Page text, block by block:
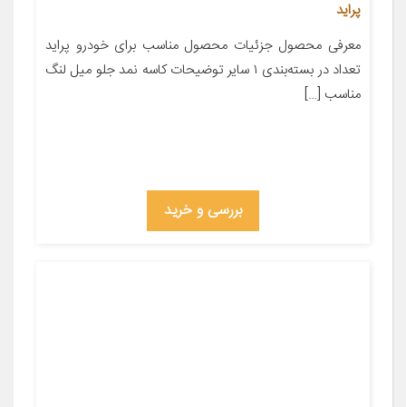
پراید
معرفی محصول جزئیات محصول مناسب برای خودرو پراید
تعداد در بسته‌بندی ۱ سایر توضیحات کاسه نمد جلو میل لنگ
مناسب […]
بررسی و خرید